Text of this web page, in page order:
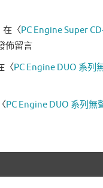
在〈PC Engine Super
佈留言
〈PC Engine DUO 系列
PC Engine DUO 系列無